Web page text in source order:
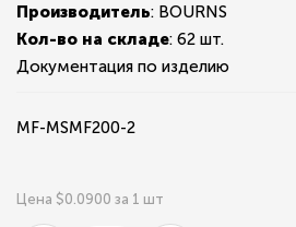
Производитель: BOURNS
Кол-во на складе: 62 шт.
Документация по изделию
MF-MSMF200-2
Цена $0.0900 за 1 шт